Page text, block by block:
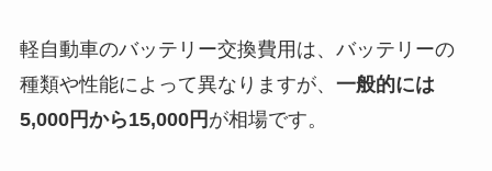
軽自動車のバッテリー交換費用は、バッテリーの
種類や性能によって異なりますが、 一般的には
5,000円から15,000円 が相場です。